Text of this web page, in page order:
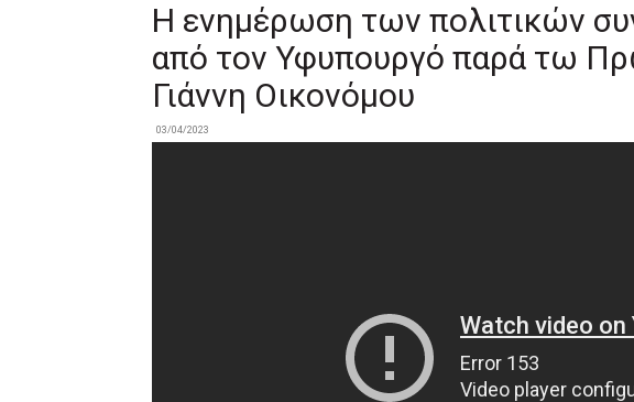
Η ενημέρωση των πολιτικών
από τον Υφυπουργό παρά τω
Γιάννη Οικονόμου
03/04/2023